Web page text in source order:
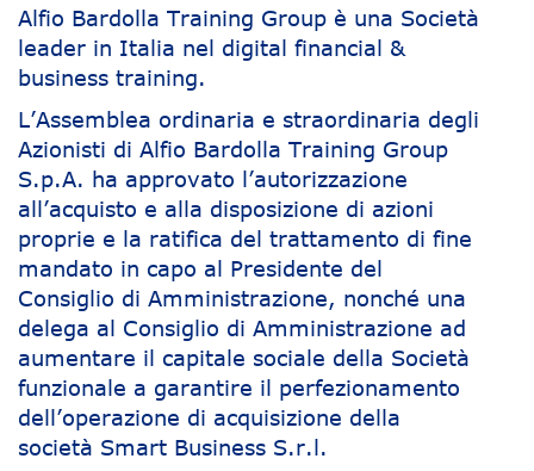
Alfio Bardolla Training Group è una Società
leader in Italia nel digital financial &
business training.
L’Assemblea ordinaria e straordinaria degli
Azionisti di Alfio Bardolla Training Group
S.p.A. ha approvato l’autorizzazione
all’acquisto e alla disposizione di azioni
proprie e la ratifica del trattamento di fine
mandato in capo al Presidente del
Consiglio di Amministrazione, nonché una
delega al Consiglio di Amministrazione ad
aumentare il capitale sociale della Società
funzionale a garantire il perfezionamento
dell’operazione di acquisizione della
società Smart Business S.r.l.